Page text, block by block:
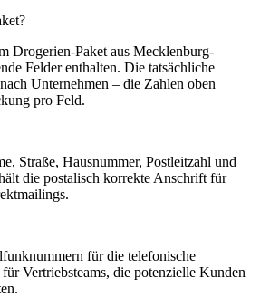
Drogerien-Paket aus Mecklenburg-
Felder enthalten. Die tatsächliche
Unternehmen – die Zahlen oben
pro Feld.
Straße, Hausnummer, Postleitzahl und
die postalisch korrekte Anschrift für
für die telefonische
Vertriebsteams, die potenzielle Kunden